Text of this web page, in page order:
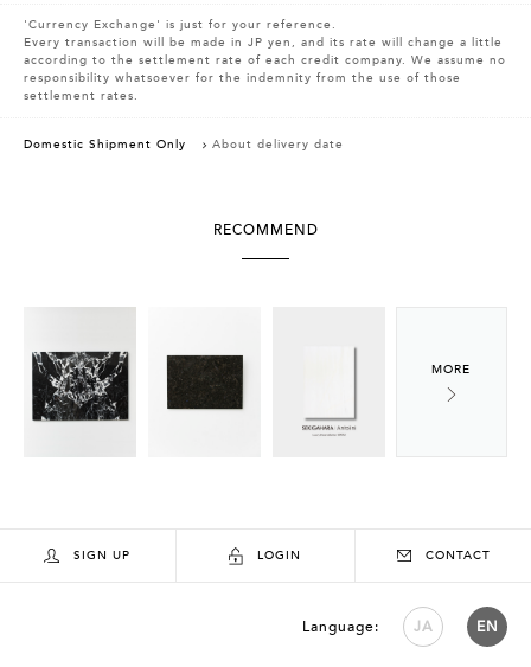
'Currency Exchange' is just for your reference.
Every transaction will be made in JP yen, and its rate will change a little
according to the settlement rate of each credit company. We assume no
responsibility whatsoever for the indemnity from the use of those
settlement rates.
Domestic Shipment Only About delivery date
RECOMMEND
SIGN UP LOGIN CONTACT
Language: JA EN